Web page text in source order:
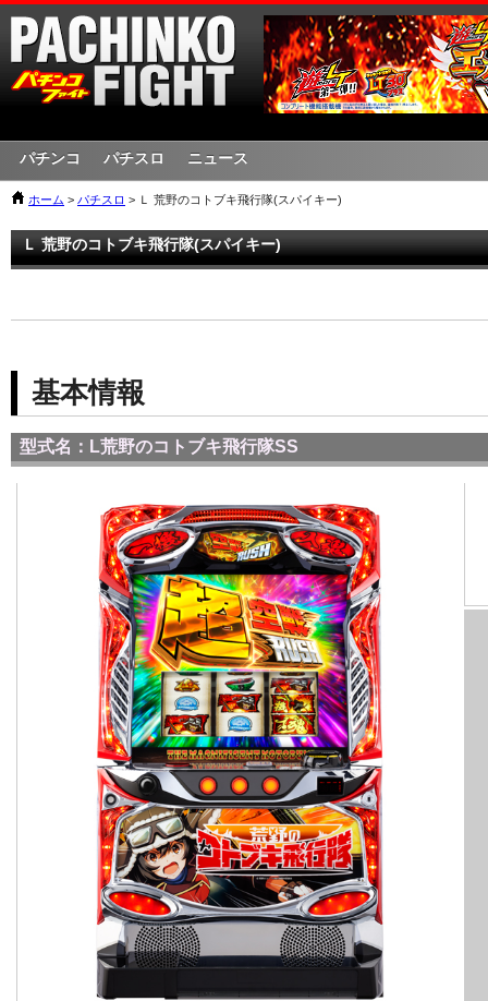
パチンコ パチスロ ニュース
ホーム > パチスロ > Ｌ 荒野のコトブキ飛行隊(スパイキー)
Ｌ 荒野のコトブキ飛行隊(スパイキー)
基本情報
型式名：L荒野のコトブキ飛行隊SS